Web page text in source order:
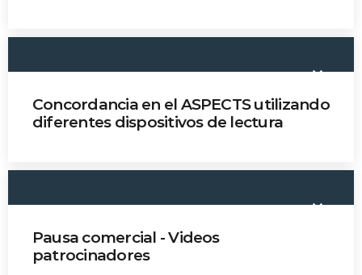
keyboard_arrow_down
Concordancia en el ASPECTS utilizando
diferentes dispositivos de lectura
keyboard_arrow_down
Pausa comercial - Videos
patrocinadores